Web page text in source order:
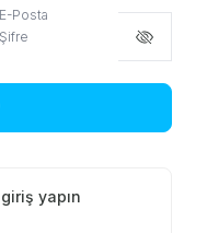
E-Posta
Şifre
yapın